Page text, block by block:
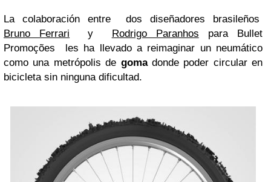
La colaboración entre dos diseñadores brasileños
Bruno Ferrari y Rodrigo Paranhos para Bullet
Promoções les ha llevado a reimaginar un neumático
como una metrópolis de gomadonde poder circular en
bicicleta sin ninguna dificultad.